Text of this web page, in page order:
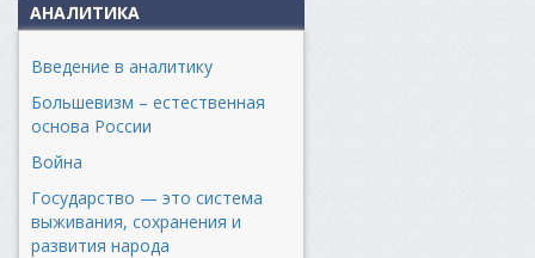
АНАЛИТИКА
Введение в аналитику
Большевизм – естественная
основа России
Война
Государство — это система
выживания, сохранения и
развития народа